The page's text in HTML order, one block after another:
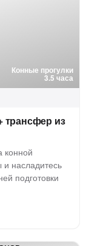
Конные прогулки
3.5 часа
трансфер из
конной
и насладитесь
подготовки